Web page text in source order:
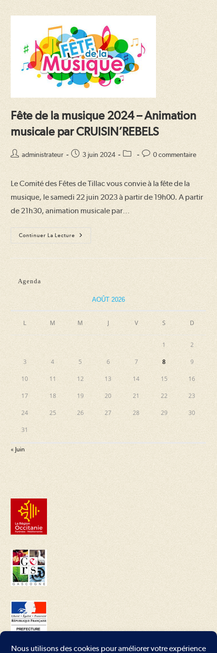
Fête de la musique 2024 – Animation
musicale par CRUISIN’REBELS
Auteur/autrice
publication :
administrateur
Publication
3 juin 2024
Post
Commentaires
publication :
0 commentaire
Le Comité des Fêtes de Tillac vous convie à la fête de la
musique, le samedi 22 juin 2023 à partir de 19h00. A partir
de 21h30, animation musicale par…
Continuer La Lecture
Fête
De
CRUISIN’REBELS
Agenda
AOÛT 2026
L M M J V S D
1 2
3 4 5 6 7 8 9
10 11 12 13 14 15 16
17 18 19 20 21 22 23
24 25 26 27 28 29 30
31
« Juin